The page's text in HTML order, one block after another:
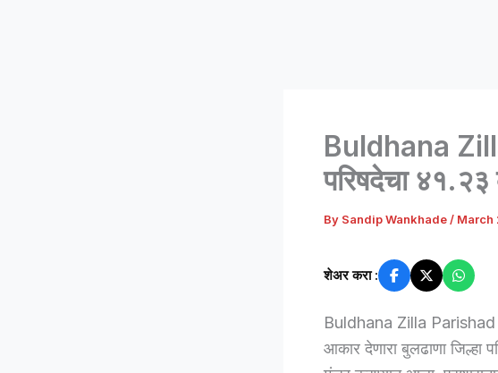
Buldhana
परिषदेचा
By Sandip Wankhade / March
शेअर करा :
Buldhana Zilla Parishad :
आकार देणारा बुलढाणा